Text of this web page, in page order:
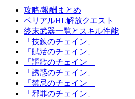
攻略/報酬まとめ
ベリアルHL解放クエスト
終末武器一覧とスキル性能
「技錬のチェイン」
「賦活のチェイン」
「謳歌のチェイン」
「誘惑のチェイン」
「禁忌のチェイン」
「邪罪のチェイン」